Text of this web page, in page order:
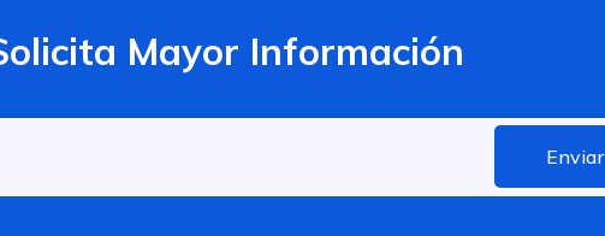
Mayor Información
Enviar